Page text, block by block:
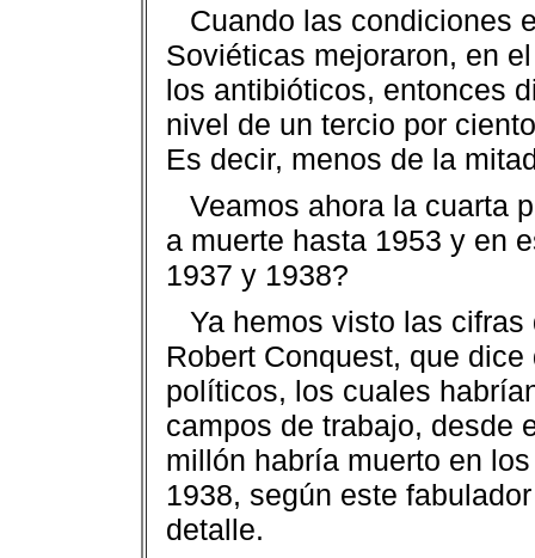
Cuando las condiciones
Soviéticas mejoraron, en
los antibióticos, entonces
nivel de un tercio por
Es decir, menos de la
Veamos ahora la cuarta
a muerte hasta 1953 y en
1937 y 1938?
Ya hemos visto las
Robert Conquest, que
políticos, los cuales
campos de trabajo, desde
millón habría muerto en
1938, según este
detalle.